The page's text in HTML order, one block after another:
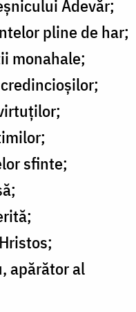
Adevăr;
pline de har;
monahale;
sfinte;
apărător al